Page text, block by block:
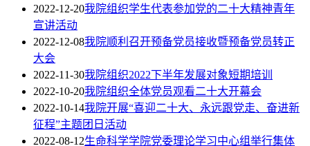
2022-12-20我院组织学生代表参加党的二十大精神青年
宣讲活动
2022-12-08我院顺利召开预备党员接收暨预备党员转正
大会
2022-11-30我院组织2022下半年发展对象短期培训
2022-10-20我院组织全体党员观看二十大开幕会
2022-10-14我院开展“喜迎二十大、永远跟党走、奋进新
征程”主题团日活动
2022-08-12生命科学学院党委理论学习中心组举行集体